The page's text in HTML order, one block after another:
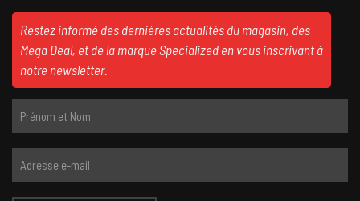
Restez informé des dernières actualités du magasin, des
Mega Deal, et de la marque Specialized en vous inscrivant à
notre newsletter.